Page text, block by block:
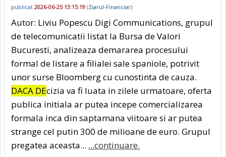
publicat 2026-06-25 13:15:19 (Ziarul-Financiar)
Autor: Liviu Popescu Digi Communications, grupul
de telecomunicatii listat la Bursa de Valori
Bucuresti, analizeaza demararea procesului
formal de listare a filialei sale spaniole, potrivit
unor surse Bloomberg cu cunostinta de cauza.
DACA DEcizia va fi luata in zilele urmatoare, oferta
publica initiala ar putea incepe comercializarea
formala inca din saptamana viitoare si ar putea
strange cel putin 300 de milioane de euro. Grupul
pregatea aceasta... ...continuare.